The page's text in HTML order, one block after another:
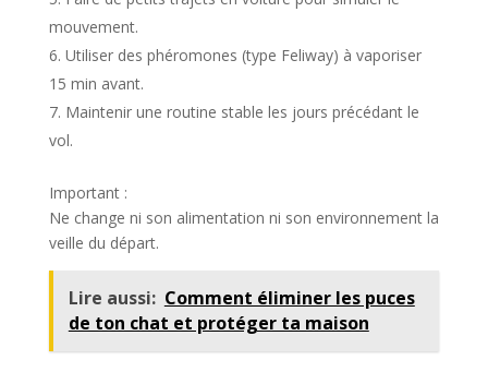
mouvement.
Utiliser des phéromones (type Feliway) à vaporiser
15 min avant.
Maintenir une routine stable les jours précédant le
vol.
Important :
Ne change ni son alimentation ni son environnement la
veille du départ.
Lire aussi: Comment éliminer les puces
de ton chat et protéger ta maison